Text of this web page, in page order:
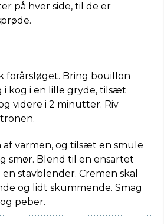
på hver side, til de er
forårsløget. Bring bouillon
i kog i en lille gryde, tilsæt
videre i 2 minutter. Riv
af varmen, og tilsæt en smule
smør. Blend til en ensartet
stavblender. Cremen skal
og lidt skummende. Smag
peber.